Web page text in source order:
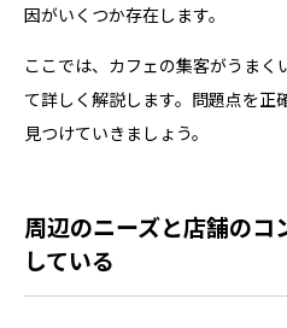
因がいくつか存在します。
ここでは、カフェの集客がうま
て詳しく解説します。問題点を正
見つけていきましょう。
周辺のニーズと店舗のコ
している